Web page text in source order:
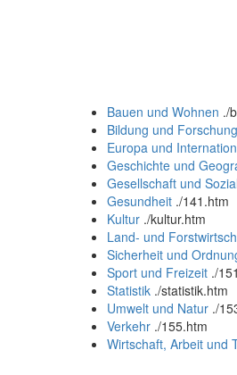
Bauen und Wohnen ./
Bildung und Forschung
Europa und
Geschichte und
Gesellschaft und
Gesundheit ./141.htm
Kultur ./kultur.htm
Land- und
Sicherheit und
Sport und Freizeit ./
Statistik ./statistik.htm
Umwelt und Natur ./
Verkehr ./155.htm
Wirtschaft, Arbeit und